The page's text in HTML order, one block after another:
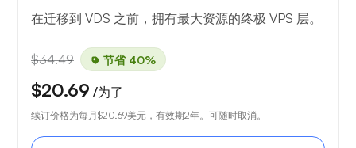
在迁移到 VDS 之前，拥有最大资源的终极 VPS 层。
$34.49 节省 40%
$20.69 /为了
续订价格为每月$20.69美元，有效期2年。可随时取消。